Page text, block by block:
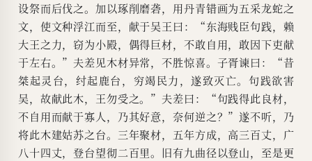
设祭而后伐之。加以琢削磨砻，用丹青错画为五采龙蛇之
文，使文种浮江而至，献于吴王曰：“东海贱臣句践，赖
大王之力，窃为小殿，偶得巨材，不敢自用，敢因下吏献
于左右。”夫差见木材异常，不胜惊喜。子胥谏曰：“昔
桀起灵台，纣起鹿台，穷竭民力，遂致灭亡。句践欲害
吴，故献此木，王勿受之。”夫差曰：“句践得此良材，
不自用而献于寡人，乃其好意，奈何逆之？”遂不听，乃
将此木建姑苏之台。三年聚材，五年方成，高三百丈，广
八十四丈，登台望彻二百里。旧有九曲径以登山，至是更